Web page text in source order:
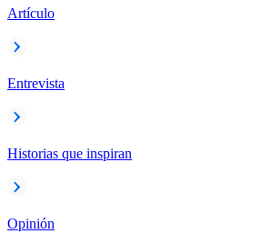
Artículo
Entrevista
Historias que inspiran
Opinión